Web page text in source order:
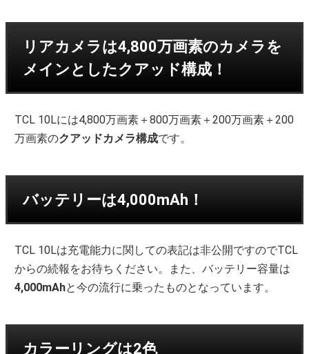
リアカメラは4,800万画素のカメラを
メインとしたクアッド構成！
TCL 10Lには4,800万画素＋800万画素＋200万画素＋200
万画素のクアッドカメラ構成です。
バッテリーは4,000mAh！
TCL 10Lは充電能力に関しての表記は非公開ですのでTCL
からの続報をお待ちください。また、バッテリー容量は
4,000mAhと今の流行に乗ったものとなっています。
カラーリングは2色